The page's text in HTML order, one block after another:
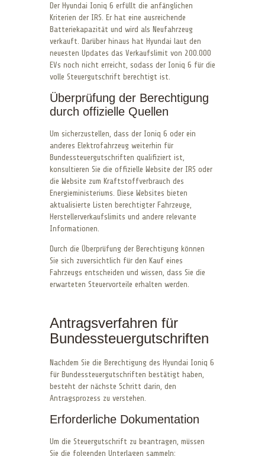
Der Hyundai Ioniq 6 erfüllt die anfänglichen
Kriterien der IRS. Er hat eine ausreichende
Batteriekapazität und wird als Neufahrzeug
verkauft. Darüber hinaus hat Hyundai laut den
neuesten Updates das Verkaufslimit von 200.000
EVs noch nicht erreicht, sodass der Ioniq 6 für die
volle Steuergutschrift berechtigt ist.
Überprüfung der Berechtigung
durch offizielle Quellen
Um sicherzustellen, dass der Ioniq 6 oder ein
anderes Elektrofahrzeug weiterhin für
Bundessteuergutschriften qualifiziert ist,
konsultieren Sie die offizielle Website der IRS oder
die Website zum Kraftstoffverbrauch des
Energieministeriums. Diese Websites bieten
aktualisierte Listen berechtigter Fahrzeuge,
Herstellerverkaufslimits und andere relevante
Informationen.
Durch die Überprüfung der Berechtigung können
Sie sich zuversichtlich für den Kauf eines
Fahrzeugs entscheiden und wissen, dass Sie die
erwarteten Steuervorteile erhalten werden.
Antragsverfahren für
Bundessteuergutschriften
Nachdem Sie die Berechtigung des Hyundai Ioniq 6
für Bundessteuergutschriften bestätigt haben,
besteht der nächste Schritt darin, den
Antragsprozess zu verstehen.
Erforderliche Dokumentation
Um die Steuergutschrift zu beantragen, müssen
Sie die folgenden Unterlagen sammeln: